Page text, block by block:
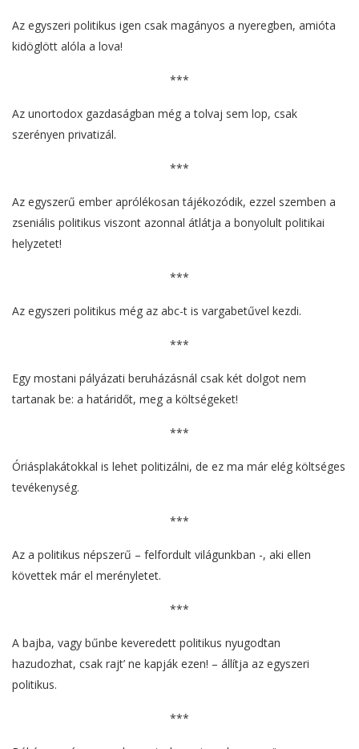
Az egyszeri politikus igen csak magányos a nyeregben, amióta
kidöglött alóla a lova!
***
Az unortodox gazdaságban még a tolvaj sem lop, csak
szerényen privatizál.
***
Az egyszerű ember aprólékosan tájékozódik, ezzel szemben a
zseniális politikus viszont azonnal átlátja a bonyolult politikai
helyzetet!
***
Az egyszeri politikus még az abc-t is vargabetűvel kezdi.
***
Egy mostani pályázati beruházásnál csak két dolgot nem
tartanak be: a határidőt, meg a költségeket!
***
Óriásplakátokkal is lehet politizálni, de ez ma már elég költséges
tevékenység.
***
Az a politikus népszerű – felfordult világunkban -, aki ellen
követtek már el merényletet.
***
A bajba, vagy bűnbe keveredett politikus nyugodtan
hazudozhat, csak rajt’ ne kapják ezen! – állítja az egyszeri
politikus.
***